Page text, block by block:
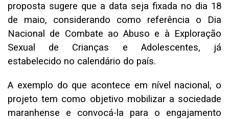
proposta sugere que a data seja fixada no dia 18
de maio, considerando como referência o Dia
Nacional de Combate ao Abuso e à Exploração
Sexual de Crianças e Adolescentes, já
estabelecido no calendário do país.
A exemplo do que acontece em nível nacional, o
projeto tem como objetivo mobilizar a sociedade
maranhense e convocá-la para o engajamento